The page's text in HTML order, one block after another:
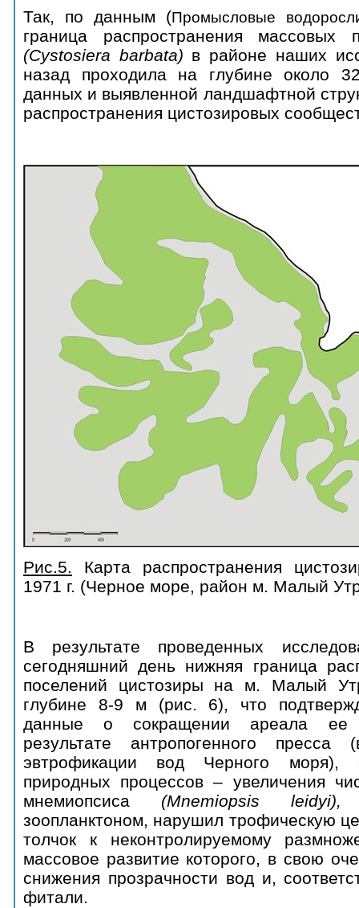
Так, по данным (Промысловые
граница распространения массовых
(Cystosiera barbata) в районе наших
назад проходила на глубине около
данных и выявленной ландшафтной
распространения цистозировых
Рис.5. Карта распространения
1971 г. (Черное море, район м. Малый
В результате проведенных
сегодняшний день нижняя граница
поселений цистозиры на м. Малый
глубине 8-9 м (рис. 6), что
данные о сокращении ареала ее
результате антропогенного
эвтрофикации вод Черного моря),
природных процессов – увеличения
мнемиопсиса (Mnemiopsis
зоопланктоном, нарушил трофическую
толчок к неконтролируемому
массовое развитие которого, в свою
снижения прозрачности вод и,
фитали.